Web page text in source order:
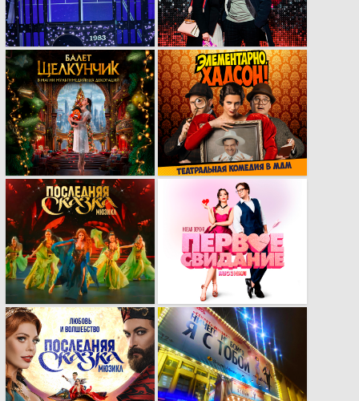
ТОБОЙ»
Разработка
визуального стиля
для
мультимедийного
балета
«Щелкунчик»
Новый кей-вижуал
музыкальной
комедии
«Элементарно,
Хадсон!»
Трейлер мюзикла
«Последняя сказка»
Новый кей-вижуал
мюзикла «Первое
свидание»
Обновление
кейвижуала для
мюзикла
«Последняя сказка»
Рекламная кампания
секрет-мюзикла
«Ничего не бойся, я
с тобой»